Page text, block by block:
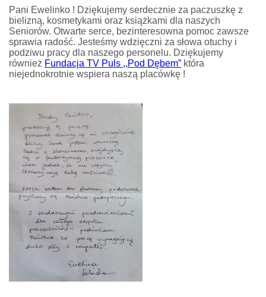
Pani Ewelinko ! Dziękujemy serdecznie za paczuszkę z
bielizną, kosmetykami oraz książkami dla naszych
Seniorów. Otwarte serce, bezinteresowna pomoc zawsze
sprawia radość. Jesteśmy wdzięczni za słowa otuchy i
podziwu pracy dla naszego personelu. Dziękujemy
również Fundacja TV Puls ,,Pod Dębem” która
niejednokrotnie wspiera naszą placówkę !